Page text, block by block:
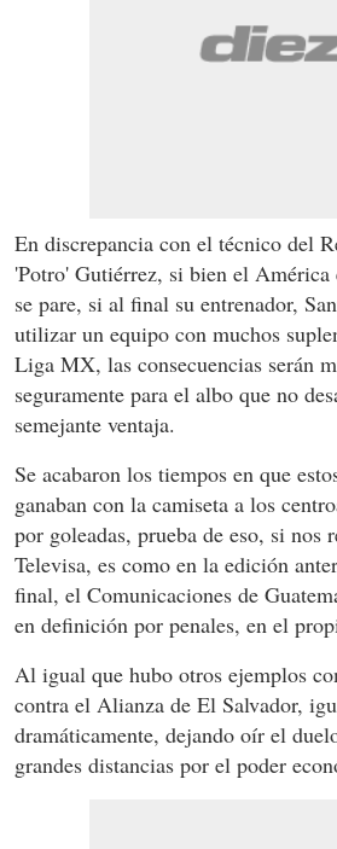
En discrepancia con el técnico del
'Potro' Gutiérrez, si bien el
se pare, si al final su entrenador,
utilizar un equipo con muchos
Liga MX, las consecuencias serán
seguramente para el albo que no
semejante ventaja.
Se acabaron los tiempos en que
ganaban con la camiseta a los
por goleadas, prueba de eso, si nos
Televisa, es como en la edición
final, el Comunicaciones de
en definición por penales, en el
Al igual que hubo otros ejemplos
contra el Alianza de El Salvador,
dramáticamente, dejando oír el
grandes distancias por el poder